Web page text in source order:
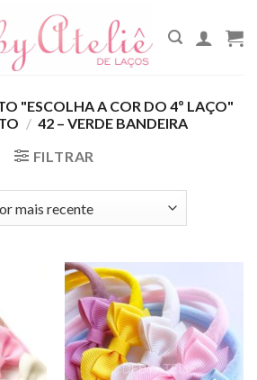
"ESCOLHA A COR DO 4º LAÇO"
/ 42 – VERDE BANDEIRA
FILTRAR